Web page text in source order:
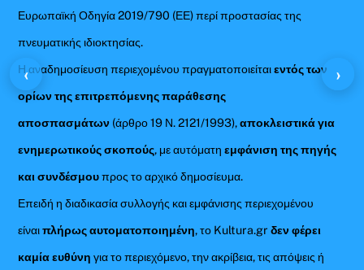
Ευρωπαϊκή Οδηγία 2019/790 (ΕΕ) περί προστασίας της
πνευματικής ιδιοκτησίας.
Η αναδημοσίευση περιεχομένου πραγματοποιείταιεντός των
ορίων της επιτρεπόμενης παράθεσης
αποσπασμάτων (άρθρο 19 Ν. 2121/1993),αποκλειστικά για
ενημερωτικούς σκοπούς, με αυτόματηεμφάνιση της πηγής
και συνδέσμουπρος το αρχικό δημοσίευμα.
Επειδή η διαδικασία συλλογής και εμφάνισης περιεχομένου
είναιπλήρως αυτοματοποιημένη, το Kultura.grδεν φέρει
καμία ευθύνη για το περιεχόμενο, την ακρίβεια, τις απόψεις ή
‹ ›